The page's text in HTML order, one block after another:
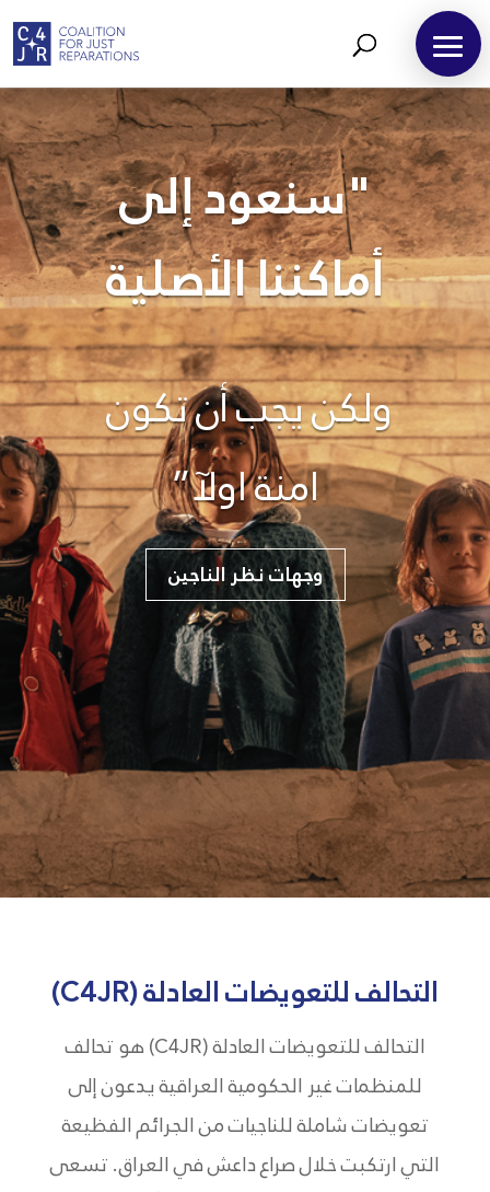
"سنعود إلى
أماكننا الأصلية
ولكن يجب أن تكون
امنة اول”
وجهات نظر الناجين
التحالف للتعويضات العادلة (C4JR)
التحالف للتعويضات العادلة (C4JR) هو تحالف
للمنظمات غير الحكومية العراقية يدعون إلى
تعويضات شاملة للناجيات من الجرائم الفظيعة
التي ارتكبت خلال صراع داعش في العراق. تسعى